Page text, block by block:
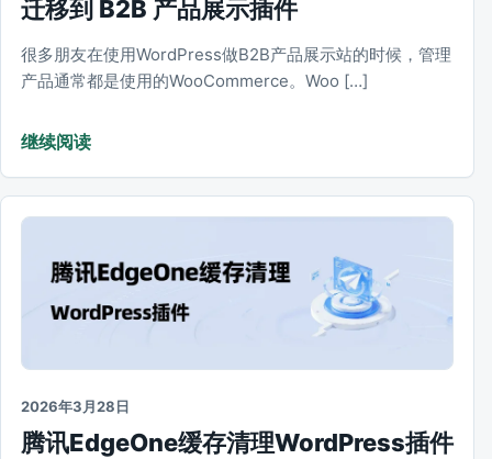
迁移到 B2B 产品展示插件
很多朋友在使用WordPress做B2B产品展示站的时候，管理
产品通常都是使用的WooCommerce。Woo […]
继续阅读
2026年3月28日
腾讯EdgeOne缓存清理WordPress插件